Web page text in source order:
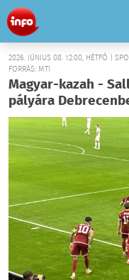
2026. JÚNIUS 08. 12:00, HÉTFŐ |
FORRÁS: MTI
Magyar-kazah -
pályára